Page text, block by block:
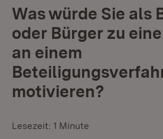
Was würde Sie als
oder Bürger zu
an einem
motivieren?
Lesezeit: 1 Minute